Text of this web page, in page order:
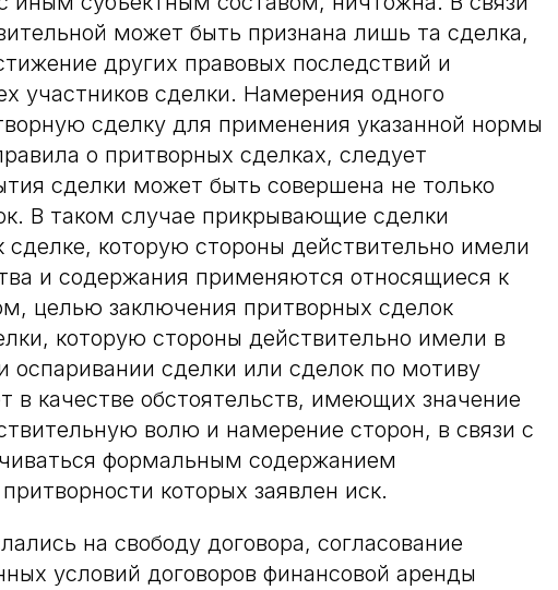
может быть признана лишь та сделка,
других правовых последствий и
участников сделки. Намерения одного
сделку для применения указанной нормы
о притворных сделках, следует
сделки может быть совершена не только
В таком случае прикрывающие сделки
которую стороны действительно имели
и содержания применяются относящиеся к
целью заключения притворных сделок
которую стороны действительно имели в
оспаривании сделки или сделок по мотиву
в качестве обстоятельств, имеющих значение
волю и намерение сторон, в связи с
формальным содержанием
которых заявлен иск.
на свободу договора, согласование
условий договоров финансовой аренды